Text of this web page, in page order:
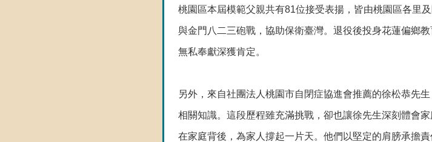
桃園區本屆模範父親共有81位接受表揚，皆由桃園區各里
與金門八二三砲戰，協助保衛臺灣。退役後投身花蓮偏鄉
無私奉獻深獲肯定。
另外，來自社團法人桃園市自閉症協進會推薦的徐松恭先
相關知識。這段歷程雖充滿挑戰，卻也讓徐先生深刻體會
在家庭背後，為家人撐起一片天。他們以堅定的肩膀承擔